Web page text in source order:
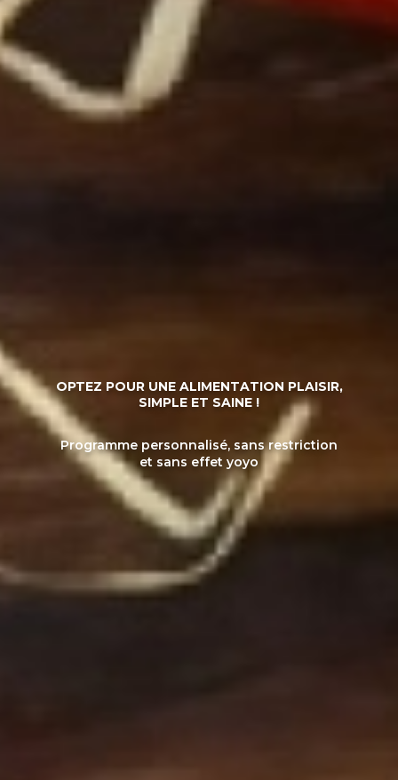
OPTEZ POUR UNE ALIMENTATION PLAISIR,
SIMPLE ET SAINE !
Programme personnalisé, sans restriction
et sans effet yoyo